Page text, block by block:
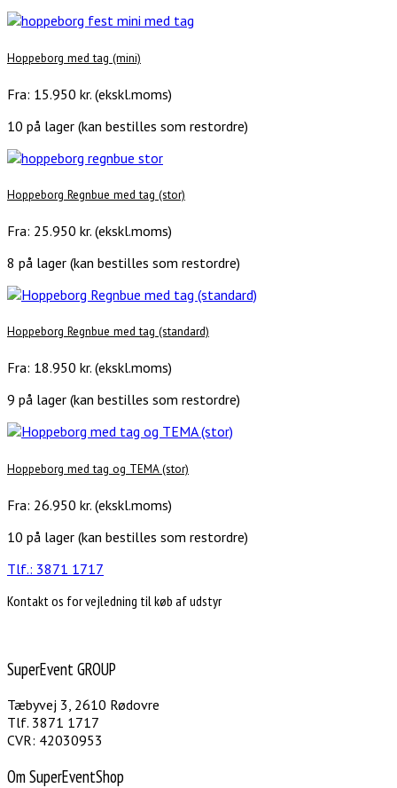
Hoppeborg med tag (mini)
Fra: 15.950 kr. (ekskl.moms)
10 på lager (kan bestilles som restordre)
Hoppeborg Regnbue med tag (stor)
Fra: 25.950 kr. (ekskl.moms)
8 på lager (kan bestilles som restordre)
Hoppeborg Regnbue med tag (standard)
Fra: 18.950 kr. (ekskl.moms)
9 på lager (kan bestilles som restordre)
Hoppeborg med tag og TEMA (stor)
Fra: 26.950 kr. (ekskl.moms)
10 på lager (kan bestilles som restordre)
Tlf.: 3871 1717
Kontakt os for vejledning til køb af udstyr
SuperEvent GROUP
Tæbyvej 3, 2610 Rødovre
Tlf. 3871 1717
CVR: 42030953
Om SuperEventShop